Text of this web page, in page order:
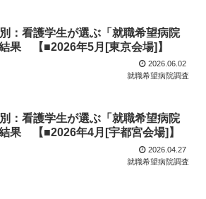
：看護学生が選ぶ「就職希望病院
果 【■2026年5月[東京会場]】
2026.06.02
就職希望病院調査
：看護学生が選ぶ「就職希望病院
果 【■2026年4月[宇都宮会場]】
2026.04.27
就職希望病院調査